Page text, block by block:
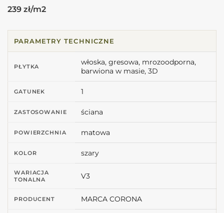
239 zł/m2
PARAMETRY TECHNICZNE
PŁYTKA
włoska, gresowa, mrozoodporna,
barwiona w masie, 3D
GATUNEK 1
ZASTOSOWANIE ściana
POWIERZCHNIA matowa
KOLOR szary
WARIACJA
TONALNA
V3
PRODUCENT MARCA CORONA